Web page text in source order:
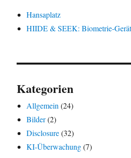
Hansaplatz
HIIDE & SEEK: Biometrie-
Kategorien
Allgemein (24)
Bilder(2)
Disclosure(32)
KI-Überwachung(7)